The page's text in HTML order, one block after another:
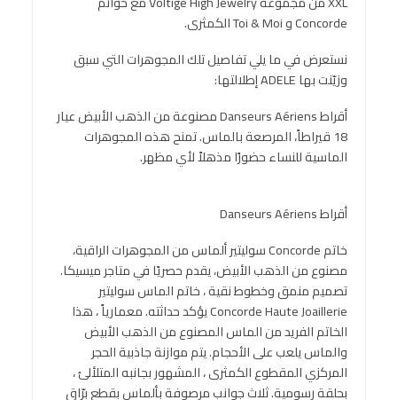
Concorde و Toi & Moi الكمثرى.
نستعرض في ما يلي تفاصيل تلك المجوهرات التي سبق
وزيّنت بها ADELE إطلالتها:
أقراط Danseurs Aériens مصنوعة من الذهب الأبيض عيار
18 قيراطاً، المرصعة بالماس. تمنح هذه المجوهرات
الماسية للنساء حضورًا مذهلاً لأي مظهر.
أقراط Danseurs Aériens
خاتم Concorde سوليتير ألماس من المجوهرات الراقية،
مصنوع من الذهب الأبيض، يقدم حصريًا في متاجر ميسيكا.
تصميم منمق وخطوط نقية ، خاتم الماس سوليتير
Concorde Haute Joaillerie يؤكد حداثته. معمارياً ، هذا
الخاتم الفريد من الماس المصنوع من الذهب الأبيض
والماس يلعب على الأحجام. يتم موازنة جاذبية الحجر
المركزي المقطوع الكمثرى ، المشهور بجانبه المتلألئ ،
بحلقة رسومية. ثلاث جوانب مرصوفة بألماس بقطع برّاق